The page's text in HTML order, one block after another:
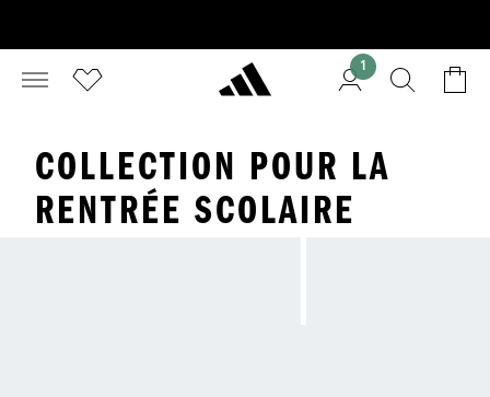
1
COLLECTION POUR LA
RENTRÉE SCOLAIRE